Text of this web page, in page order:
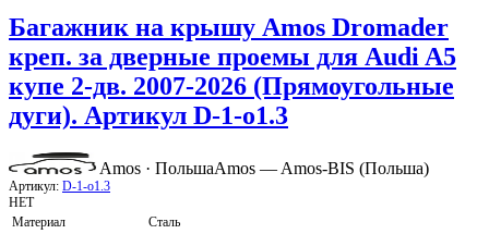
Багажник на крышу Amos Dromader
креп. за дверные проемы для Audi A5
купе 2-дв. 2007-2026 (Прямоугольные
дуги). Артикул D-1-o1.3
Amos · ПольшаAmos — Amos-BIS (Польша)
Артикул: D-1-o1.3
НЕТ
Материал
Сталь